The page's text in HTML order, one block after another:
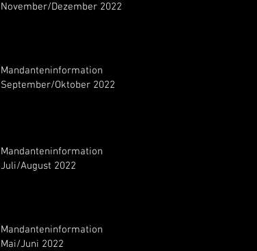
November/Dezember 2022
Mandanteninformation
September/Oktober 2022
Mandanteninformation
Juli/August 2022
Mandanteninformation
Mai/Juni 2022